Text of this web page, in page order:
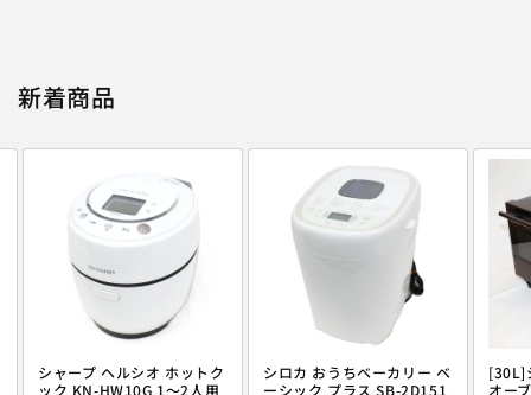
新着商品
シャープ ヘルシオ ホットク
ック KN-HW10G 1〜2人用
シロカ おうちベーカリー ベ
ーシック プラス SB-2D151
[30L]
オー